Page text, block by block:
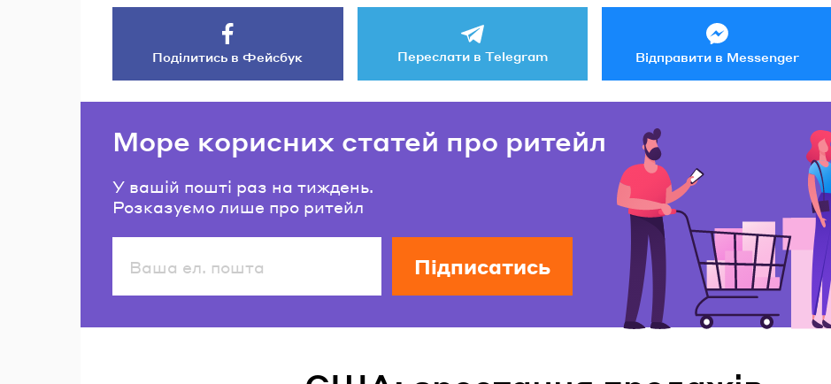
Поділитись в Фейсбук Переслати в Telegram Відправити в Messenger
Море корисних статей про ритейл
У вашій пошті раз на тиждень.
Розказуємо лише про ритейл
Підписатись